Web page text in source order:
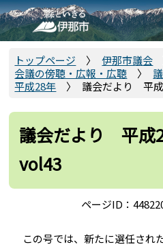
こ
の
ペ
先
トップページ
伊那市議会
会議の傍聴・広報・広聴
平成28年
議会だより 平
議会だより 平成
vol43
ページID：
この号では、新たに選任され